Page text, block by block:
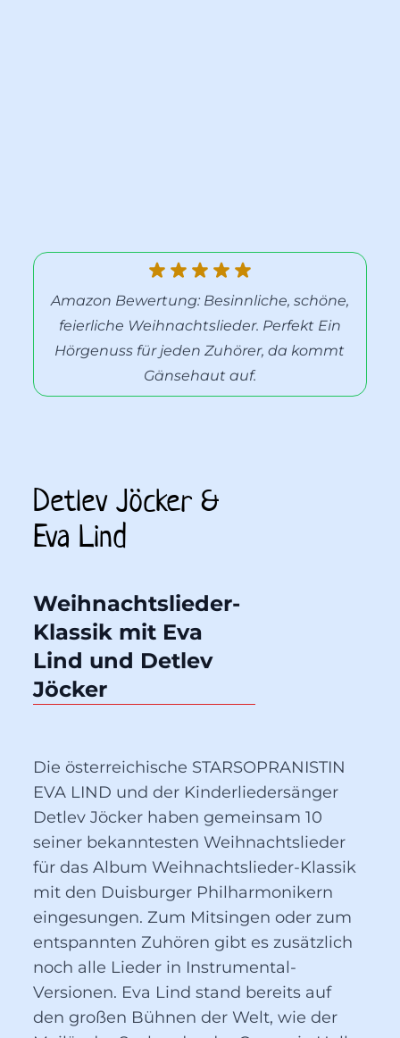
Amazon Bewertung: Besinnliche, schöne,
feierliche Weihnachtslieder. Perfekt Ein
Hörgenuss für jeden Zuhörer, da kommt
Gänsehaut auf.
Detlev Jöcker &
Eva Lind
Weihnachtslieder-
Klassik mit Eva
Lind und Detlev
Jöcker
Die österreichische STARSOPRANISTIN
EVA LIND und der Kinderliedersänger
Detlev Jöcker haben gemeinsam 10
seiner bekanntesten Weihnachtslieder
für das Album Weihnachtslieder-Klassik
mit den Duisburger Philharmonikern
eingesungen. Zum Mitsingen oder zum
entspannten Zuhören gibt es zusätzlich
noch alle Lieder in Instrumental-
Versionen. Eva Lind stand bereits auf
den großen Bühnen der Welt, wie der